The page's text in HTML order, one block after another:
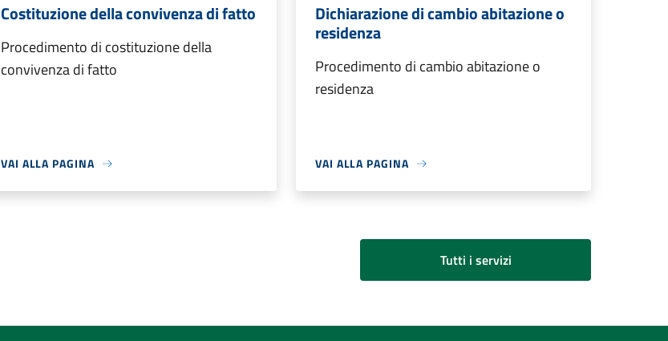
Costituzione della convivenza di fatto
Procedimento di costituzione della
convivenza di fatto
VAI ALLA PAGINA
Dichiarazione di cambio abitazione o
residenza
Procedimento di cambio abitazione o
residenza
VAI ALLA PAGINA
Tutti i servizi